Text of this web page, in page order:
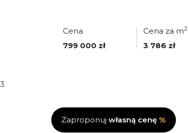
Cena
799 000 zł
Cena za m2
3 786 zł
3
Zaproponuj własną cenę %